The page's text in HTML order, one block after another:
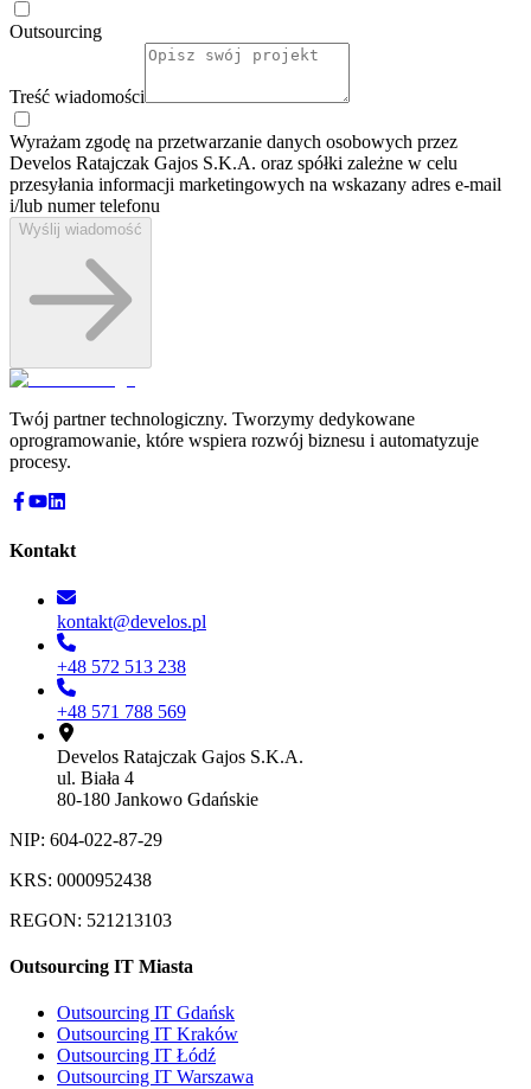
Outsourcing
Treść wiadomości
Wyrażam zgodę na przetwarzanie danych osobowych przez
Develos Ratajczak Gajos S.K.A. oraz spółki zależne w celu
przesyłania informacji marketingowych na wskazany adres e-⁠mail
i/lub numer telefonu
Wyślij wiadomość
Twój partner technologiczny. Tworzymy dedykowane
oprogramowanie, które wspiera rozwój biznesu i automatyzuje
procesy.
Kontakt
kontakt@develos.pl
+48 572 513 238
+48 571 788 569
Develos Ratajczak Gajos S.K.A.
ul. Biała 4
80-180 Jankowo Gdańskie
NIP: 604-022-87-29
KRS: 0000952438
REGON: 521213103
Outsourcing IT Miasta
Outsourcing IT Gdańsk
Outsourcing IT Kraków
Outsourcing IT Łódź
Outsourcing IT Warszawa